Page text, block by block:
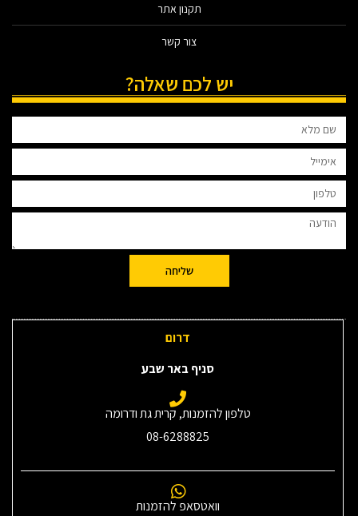
תקנון אתר
צור קשר
יש לכם שאלה?
שליחה
דרום
סניף באר שבע
טלפון להזמנות, קרית גת ודרומה
08-6288825
וואטסאפ להזמנות